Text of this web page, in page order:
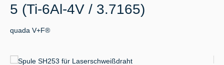
5 (Ti-6Al-4V / 3.7165)
quada V+F®
Bildergalerie überspringen